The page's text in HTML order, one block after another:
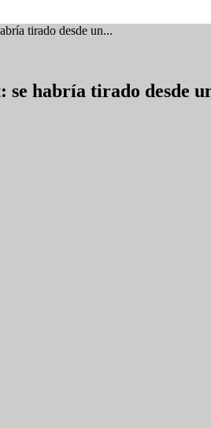
tirado desde un...
habría tirado desde